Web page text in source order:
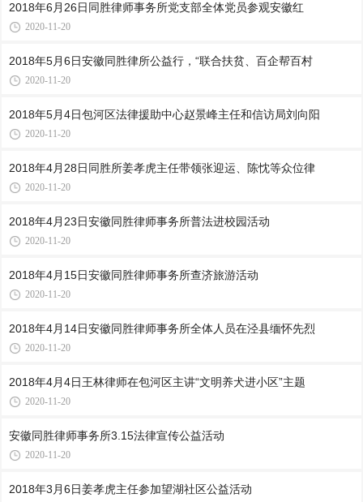
2018年6月26日同胜律师事务所党支部全体党员参观安徽红
2020-11-20
2018年5月6日安徽同胜律所公益行，“联合扶贫、百企帮百村
2020-11-20
2018年5月4日包河区法律援助中心赵景峰主任和信访局刘向阳
2020-11-20
2018年4月28日同胜所姜孝虎主任带领张迎运、陈忱等众位律
2020-11-20
2018年4月23日安徽同胜律师事务所普法进校园活动
2020-11-20
2018年4月15日安徽同胜律师事务所查济旅游活动
2020-11-20
2018年4月14日安徽同胜律师事务所全体人员在泾县缅怀先烈
2020-11-20
2018年4月4日王林律师在包河区主讲“文明养犬进小区”主题
2020-11-20
安徽同胜律师事务所3.15法律宣传公益活动
2020-11-20
2018年3月6日姜孝虎主任参加望湖社区公益活动